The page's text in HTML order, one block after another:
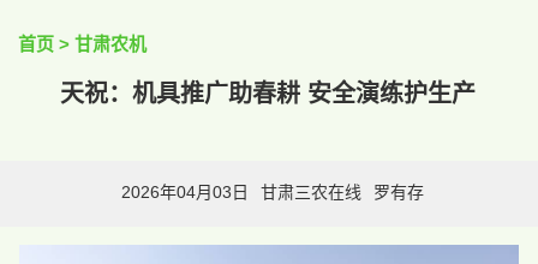
首页 > 甘肃农机
天祝：机具推广助春耕 安全演练护生产
2026年04月03日 甘肃三农在线 罗有存